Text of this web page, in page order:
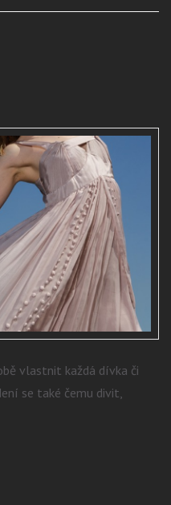
vlastnit každá dívka či
se také čemu divit,